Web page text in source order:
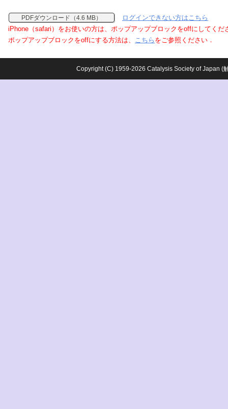
PDFダウンロード（4.6 MB）
ログインできない方はこちら
iPhone（safari）をお使いの方は、ポップアップブロックをoffにしてくだ
ポップアップブロックをoffにする方法は、 こちら をご参照ください．
Copyright (C) 1959-2026 Catalysis Society of Japan (